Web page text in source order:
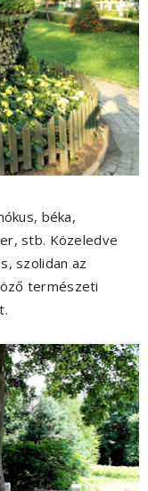
béka,
stb. Közeledve
szolidan az
természeti